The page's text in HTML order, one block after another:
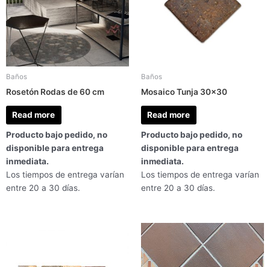
Baños
Rosetón Rodas de 60 cm
Read more
Producto bajo pedido, no
disponible para entrega
inmediata.
Los tiempos de entrega varían
entre 20 a 30 días.
Baños
Mosaico Tunja 30×30
Read more
Producto bajo pedido, no
disponible para entrega
inmediata.
Los tiempos de entrega varían
entre 20 a 30 días.